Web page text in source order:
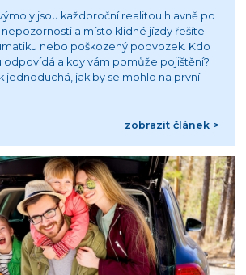
jsou každoroční realitou hlavně po
nepozornosti a místo klidné jízdy řešíte
nebo poškozený podvozek. Kdo
odpovídá a kdy vám pomůže pojištění?
jednoduchá, jak by se mohlo na první
zobrazit článek >